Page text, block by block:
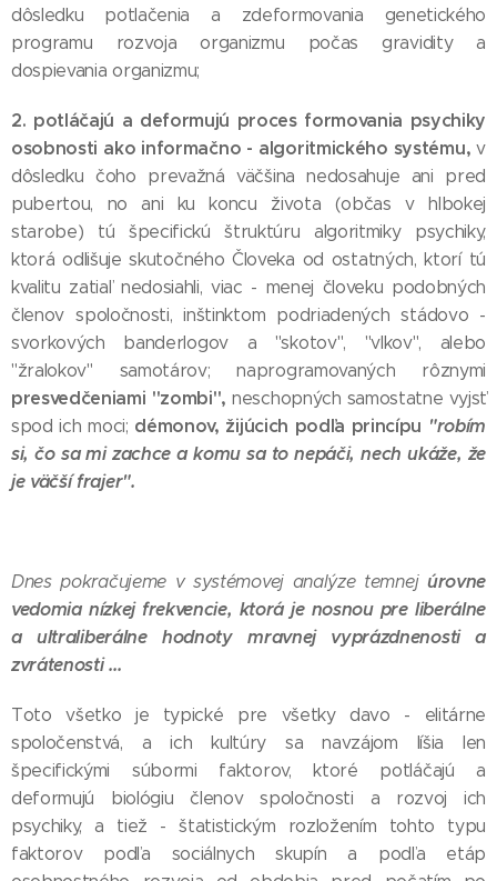
dôsledku potlačenia a zdeformovania genetického
programu rozvoja organizmu počas gravidity a
dospievania organizmu;
2. potláčajú a deformujú proces formovania psychiky
osobnosti ako informačno - algoritmického systému, v
dôsledku čoho prevažná väčšina nedosahuje ani pred
pubertou, no ani ku koncu života (občas v hlbokej
starobe) tú špecifickú štruktúru algoritmiky psychiky,
ktorá odlišuje skutočného Človeka od ostatných, ktorí tú
kvalitu zatiaľ nedosiahli, viac - menej človeku podobných
členov spoločnosti, inštinktom podriadených stádovo -
svorkových banderlogov a "skotov", "vlkov", alebo
"žralokov" samotárov; naprogramovaných rôznymi
presvedčeniami "zombi", neschopných samostatne vyjsť
spod ich moci; démonov, žijúcich podľa princípu "robím
si, čo sa mi zachce a komu sa to nepáči, nech ukáže, že
je väčší frajer".
Dnes pokračujeme v systémovej analýze temnejúrovne
vedomia nízkej frekvencie, ktorá je nosnou pre liberálne
a ultraliberálne hodnoty mravnej vyprázdnenosti a
zvrátenosti ...
Toto všetko je typické pre všetky davo - elitárne
spoločenstvá, a ich kultúry sa navzájom líšia len
špecifickými súbormi faktorov, ktoré potláčajú a
deformujú biológiu členov spoločnosti a rozvoj ich
psychiky, a tiež - štatistickým rozložením tohto typu
faktorov podľa sociálnych skupín a podľa etáp